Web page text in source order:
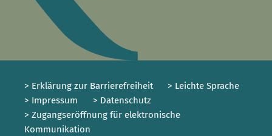
> Erklärung zur Barrierefreiheit
> Leichte Sprache
> Impressum
> Datenschutz
> Zugangseröffnung für elektronische
Kommunikation